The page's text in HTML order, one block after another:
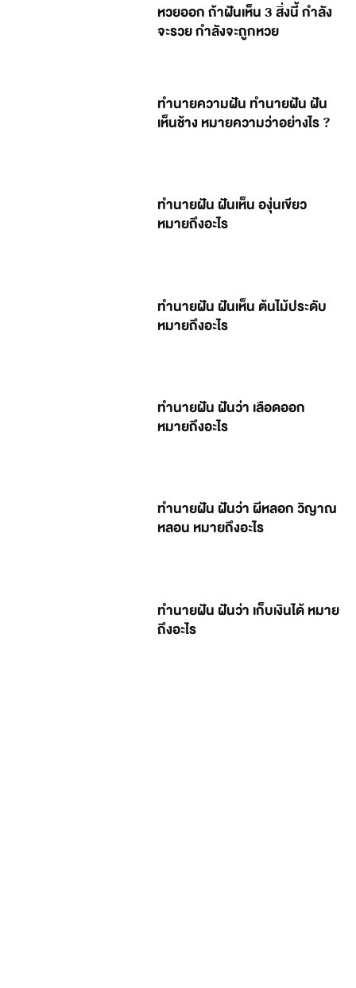
หวยออก ถ้าฝันเห็น 3 สิ่งนี้ กำลัง
จะรวย กำลังจะถูกหวย
ทำนายความฝัน ทำนายฝัน ฝัน
เห็นช้าง หมายความว่าอย่างไร ?
ทำนายฝัน ฝันเห็น องุ่นเขียว
หมายถึงอะไร
ทำนายฝัน ฝันเห็น ต้นไม้ประดับ
หมายถึงอะไร
ทำนายฝัน ฝันว่า เลือดออก
หมายถึงอะไร
ทำนายฝัน ฝันว่า ผีหลอก วิญาณ
หลอน หมายถึงอะไร
ทำนายฝัน ฝันว่า เก็บเงินได้ หมาย
ถึงอะไร